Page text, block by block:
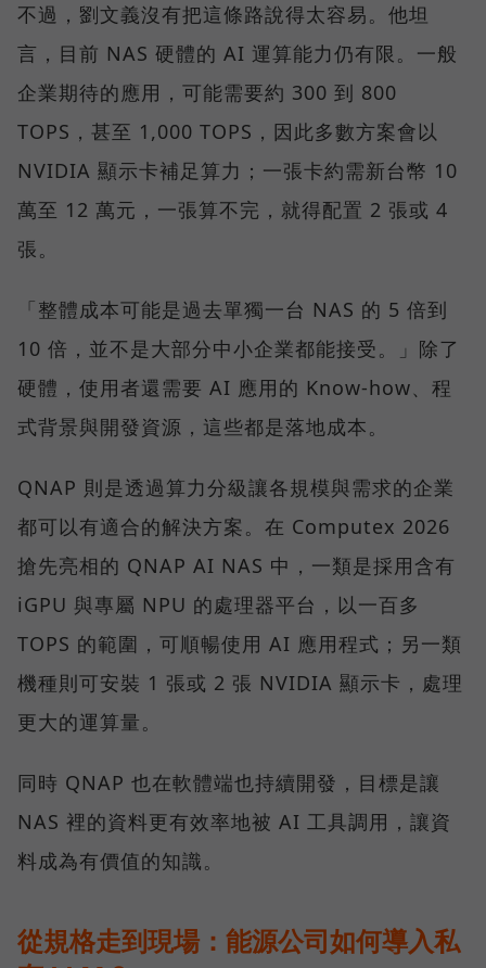
不過，劉文義沒有把這條路說得太容易。他坦
言，目前 NAS 硬體的 AI 運算能力仍有限。一般
企業期待的應用，可能需要約 300 到 800
TOPS，甚至 1,000 TOPS，因此多數方案會以
NVIDIA 顯示卡補足算力；一張卡約需新台幣 10
萬至 12 萬元，一張算不完，就得配置 2 張或 4
張。
「整體成本可能是過去單獨一台 NAS 的 5 倍到
10 倍，並不是大部分中小企業都能接受。」除了
硬體，使用者還需要 AI 應用的 Know-how、程
式背景與開發資源，這些都是落地成本。
QNAP 則是透過算力分級讓各規模與需求的企業
都可以有適合的解決方案。在 Computex 2026
搶先亮相的 QNAP AI NAS 中，一類是採用含有
iGPU 與專屬 NPU 的處理器平台，以一百多
TOPS 的範圍，可順暢使用 AI 應用程式；另一類
機種則可安裝 1 張或 2 張 NVIDIA 顯示卡，處理
更大的運算量。
同時 QNAP 也在軟體端也持續開發，目標是讓
NAS 裡的資料更有效率地被 AI 工具調用，讓資
料成為有價值的知識。
從規格走到現場：能源公司如何導入私